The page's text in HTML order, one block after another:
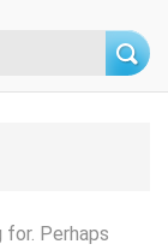
，智能家居解决方
for. Perhaps